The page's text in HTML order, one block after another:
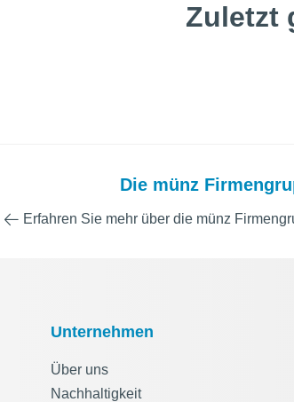
Zuletzt
Die münz
Erfahren Sie mehr über die münz
Unternehmen
Über uns
Nachhaltigkeit